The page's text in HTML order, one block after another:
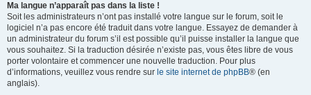
Ma langue n’apparaît pas dans la liste !
Soit les administrateurs n’ont pas installé votre langue sur le forum, soit le
logiciel n’a pas encore été traduit dans votre langue. Essayez de demander à
un administrateur du forum s’il est possible qu’il puisse installer la langue que
vous souhaitez. Si la traduction désirée n’existe pas, vous êtes libre de vous
porter volontaire et commencer une nouvelle traduction. Pour plus
d’informations, veuillez vous rendre sur le site internet de phpBB® (en
anglais).